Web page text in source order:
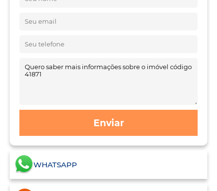
Enviar
WHATSAPP